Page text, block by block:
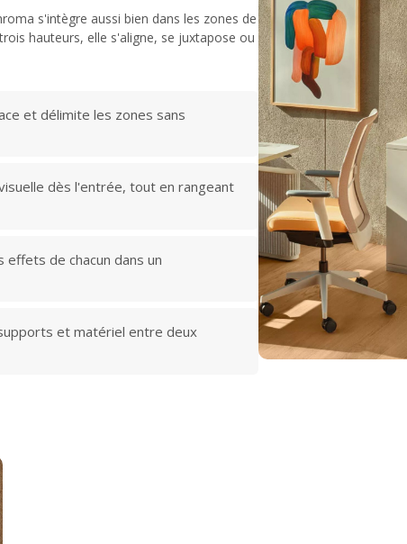
s'intègre aussi bien dans les zones de
hauteurs, elle s'aligne, se juxtapose ou
et délimite les zones sans
dès l'entrée, tout en rangeant
effets de chacun dans un
et matériel entre deux